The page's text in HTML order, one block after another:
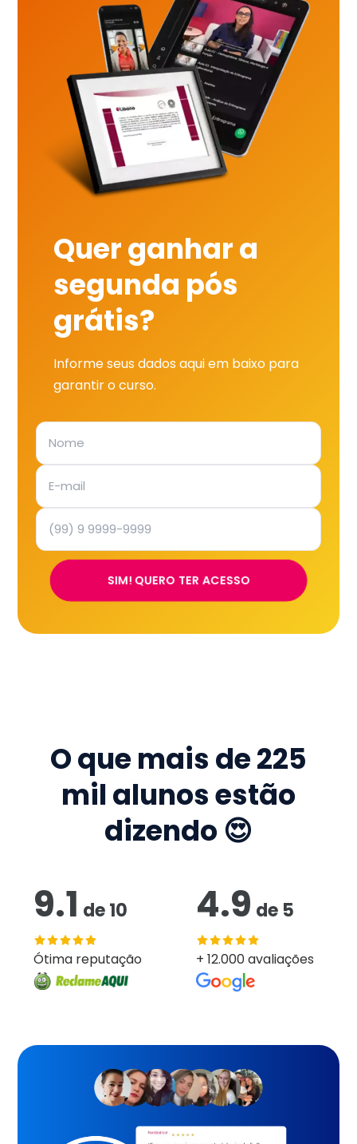
Quer ganhar a
segunda pós
grátis?
Informe seus dados aqui em baixo para
garantir o curso.
SIM! QUERO TER ACESSO
O que mais de225
mil alunos estão
dizendo 😍
9.1 de10
Ótima reputação
4.9 de 5
+ 12.000 avaliações